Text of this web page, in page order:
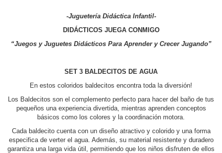
-Juguetería Didáctica Infantil-
DIDÁCTICOS JUEGA CONMIGO
“Juegos y Juguetes Didácticos Para Aprender y Crecer Jugando”
SET 3 BALDECITOS DE AGUA
En estos coloridos baldecitos encontra toda la diversión!
Los Baldecitos son el complemento perfecto para hacer del baño de tus
pequeños una experiencia divertida, mientras aprenden conceptos
básicos como los colores y la coordinación motora.
Cada baldecito cuenta con un diseño atractivo y colorido y una forma
especifica de verter el agua. Además, su material resistente y duradero
garantiza una larga vida útil, permitiendo que los niños disfruten de ellos